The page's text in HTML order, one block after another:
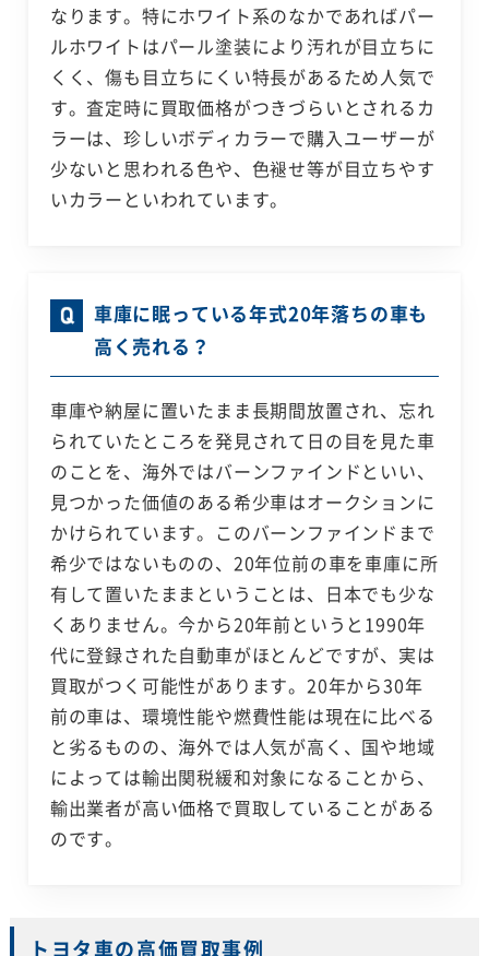
なります。特にホワイト系のなかであればパー
ルホワイトはパール塗装により汚れが目立ちに
くく、傷も目立ちにくい特長があるため人気で
す。査定時に買取価格がつきづらいとされるカ
ラーは、珍しいボディカラーで購入ユーザーが
少ないと思われる色や、色褪せ等が目立ちやす
いカラーといわれています。
車庫に眠っている年式20年落ちの車も
高く売れる？
車庫や納屋に置いたまま長期間放置され、忘れ
られていたところを発見されて日の目を見た車
のことを、海外ではバーンファインドといい、
見つかった価値のある希少車はオークションに
かけられています。このバーンファインドまで
希少ではないものの、20年位前の車を車庫に所
有して置いたままということは、日本でも少な
くありません。今から20年前というと1990年
代に登録された自動車がほとんどですが、実は
買取がつく可能性があります。20年から30年
前の車は、環境性能や燃費性能は現在に比べる
と劣るものの、海外では人気が高く、国や地域
によっては輸出関税緩和対象になることから、
輸出業者が高い価格で買取していることがある
のです。
トヨタ車の高価買取事例